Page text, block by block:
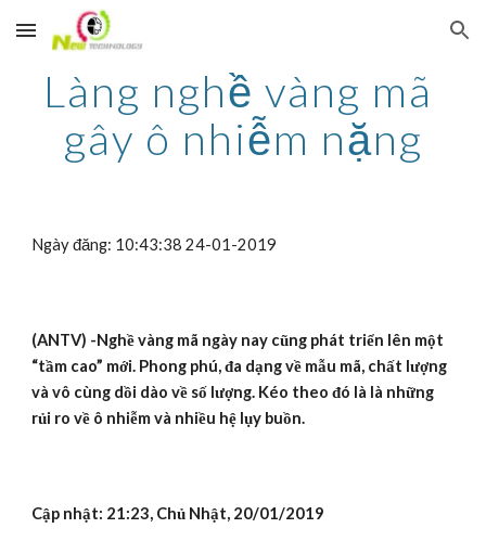
Skip to main content Skip to navigation
Làng nghề vàng mã
gây ô nhiễm nặng
Ngày đăng: 10:43:38 24-01-2019
(ANTV) -Nghề vàng mã ngày nay cũng phát triển lên một
“tầm cao” mới. Phong phú, đa dạng về mẫu mã, chất lượng
và vô cùng dồi dào về số lượng. Kéo theo đó là là những
rủi ro về ô nhiễm và nhiều hệ lụy buồn.
Cập nhật: 21:23, Chủ Nhật, 20/01/2019